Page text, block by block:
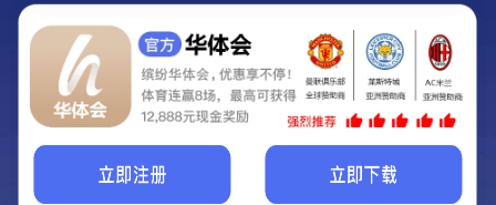
Hey Guys!
我们即将上线啦...
我们的网站正在建设.